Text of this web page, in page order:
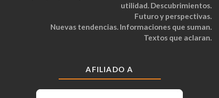
utilidad. Descubrimientos.
Futuro y perspectivas.
Nuevas tendencias. Informaciones que suman.
Textos que aclaran.
AFILIADO A